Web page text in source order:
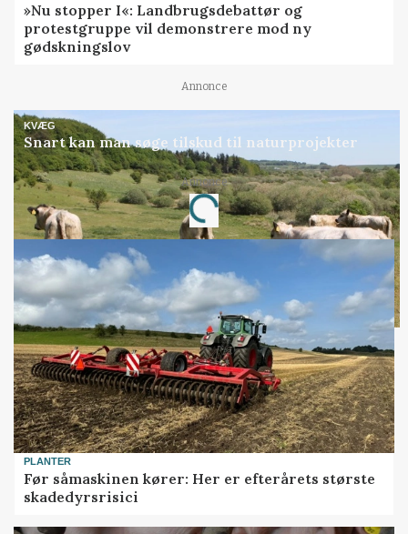
»Nu stopper I«: Landbrugsdebattør og
protestgruppe vil demonstrere mod ny
gødskningslov
Annonce
KVÆG
Snart kan man søge tilskud til naturprojekter
Annonce
Loading...
PLANTER
Før såmaskinen kører: Her er efterårets største
skadedyrsrisici